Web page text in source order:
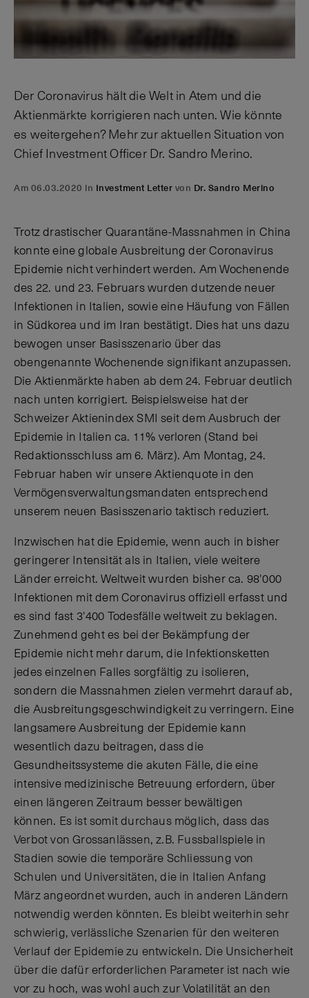
Der Coronavirus hält die Welt in Atem und die
Aktienmärkte korrigieren nach unten. Wie könnte
es weitergehen? Mehr zur aktuellen Situation von
Chief Investment Officer Dr. Sandro Merino.
Am 06.03.2020 in Investment Letter von Dr. Sandro Merino
Trotz drastischer Quarantäne-Massnahmen in China
konnte eine globale Ausbreitung der Coronavirus
Epidemie nicht verhindert werden. Am Wochenende
des 22. und 23. Februars wurden dutzende neuer
Infektionen in Italien, sowie eine Häufung von Fällen
in Südkorea und im Iran bestätigt. Dies hat uns dazu
bewogen unser Basisszenario über das
obengenannte Wochenende signifikant anzupassen.
Die Aktienmärkte haben ab dem 24. Februar deutlich
nach unten korrigiert. Beispielsweise hat der
Schweizer Aktienindex SMI seit dem Ausbruch der
Epidemie in Italien ca. 11% verloren (Stand bei
Redaktionsschluss am 6. März). Am Montag, 24.
Februar haben wir unsere Aktienquote in den
Vermögensverwaltungsmandaten entsprechend
unserem neuen Basisszenario taktisch reduziert.
Inzwischen hat die Epidemie, wenn auch in bisher
geringerer Intensität als in Italien, viele weitere
Länder erreicht. Weltweit wurden bisher ca. 98'000
Infektionen mit dem Coronavirus offiziell erfasst und
es sind fast 3'400 Todesfälle weltweit zu beklagen.
Zunehmend geht es bei der Bekämpfung der
Epidemie nicht mehr darum, die Infektionsketten
jedes einzelnen Falles sorgfältig zu isolieren,
sondern die Massnahmen zielen vermehrt darauf ab,
die Ausbreitungsgeschwindigkeit zu verringern. Eine
langsamere Ausbreitung der Epidemie kann
wesentlich dazu beitragen, dass die
Gesundheitssysteme die akuten Fälle, die eine
intensive medizinische Betreuung erfordern, über
einen längeren Zeitraum besser bewältigen
können. Es ist somit durchaus möglich, dass das
Verbot von Grossanlässen, z.B. Fussballspiele in
Stadien sowie die temporäre Schliessung von
Schulen und Universitäten, die in Italien Anfang
März angeordnet wurden, auch in anderen Ländern
notwendig werden könnten. Es bleibt weiterhin sehr
schwierig, verlässliche Szenarien für den weiteren
Verlauf der Epidemie zu entwickeln. Die Unsicherheit
über die dafür erforderlichen Parameter ist nach wie
vor zu hoch, was wohl auch zur Volatilität an den